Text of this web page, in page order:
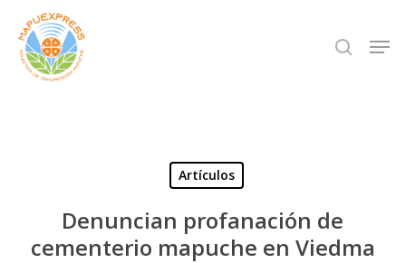
Skip
main
search
Artículos
Denuncian profanación de
cementerio mapuche en Viedma
Close